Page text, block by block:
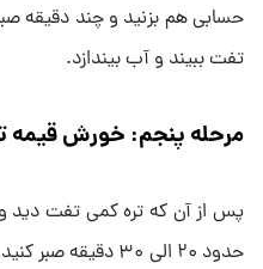
حسابی هم بزنید و چند دقیقه
تفت ببیند و آب بیندازد.
مرحله پنجم: خورش قیمه
پس از آن که تره کمی تفت دید و
حدود ۲۰ الی ۳۰